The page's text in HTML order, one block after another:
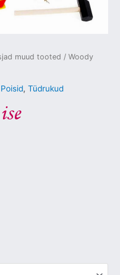
muud tooted / Woody
Poisid, Tüdrukud